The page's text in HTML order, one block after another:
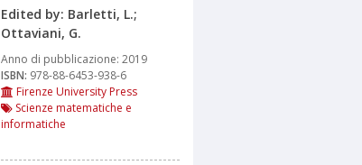
Edited by: Barletti, L.;
Ottaviani, G.
Anno di pubblicazione: 2019
ISBN: 978-88-6453-938-6
Firenze University Press
Scienze matematiche e
informatiche